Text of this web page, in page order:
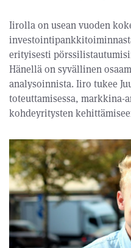
Iirolla on usean vuoden
erityisesti
Hänellä on syvällinen
analysoinnista. Iiro tukee
toteuttamisessa, markkina-
kohdeyritysten